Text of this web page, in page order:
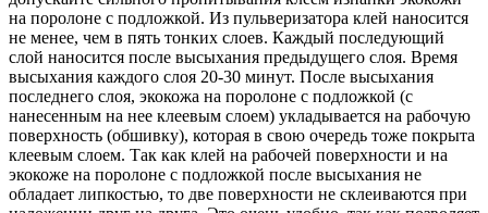
на поролоне с подложкой. Из пульверизатора клей наносится
не менее, чем в пять тонких слоев. Каждый последующий
слой наносится после высыхания предыдущего слоя. Время
высыхания каждого слоя 20-30 минут. После высыхания
последнего слоя, экокожа на поролоне с подложкой (с
нанесенным на нее клеевым слоем) укладывается на рабочую
поверхность (обшивку), которая в свою очередь тоже покрыта
клеевым слоем. Так как клей на рабочей поверхности и на
экокоже на поролоне с подложкой после высыхания не
обладает липкостью, то две поверхности не склеиваются при